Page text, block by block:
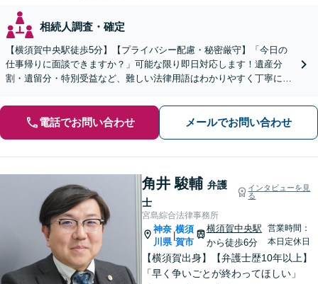
相続人調査・確定
【横須賀中央駅徒歩5分】【プライバシー配慮・秘密厳守】「今日の
仕事帰りに面談できますか？」可能な限り即日対応します！遺産分
割・遺留分・特別受益など、難しい法律用語はわかりやすく丁寧に説
電話でお問い合わせ メールでお問い合わせ
角井 駿輔 弁護
士
インタビューを見
る
宮島綜合法律事務所
神奈
川県
横須
賀市
横須賀中央駅
から徒歩6分
営業時間：
本日定休日
【横須賀出身】【弁護士歴10年以上】
「早く争いごとが終わってほしい」